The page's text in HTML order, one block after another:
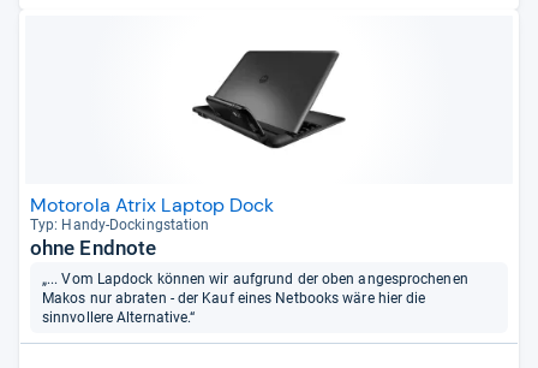
Motorola Atrix Laptop Dock
Typ: Handy-​Dockings­ta­tion
ohne Endnote
„... Vom Lapdock können wir aufgrund der oben angesprochenen
Makos nur abraten - der Kauf eines Netbooks wäre hier die
sinnvollere Alternative.“